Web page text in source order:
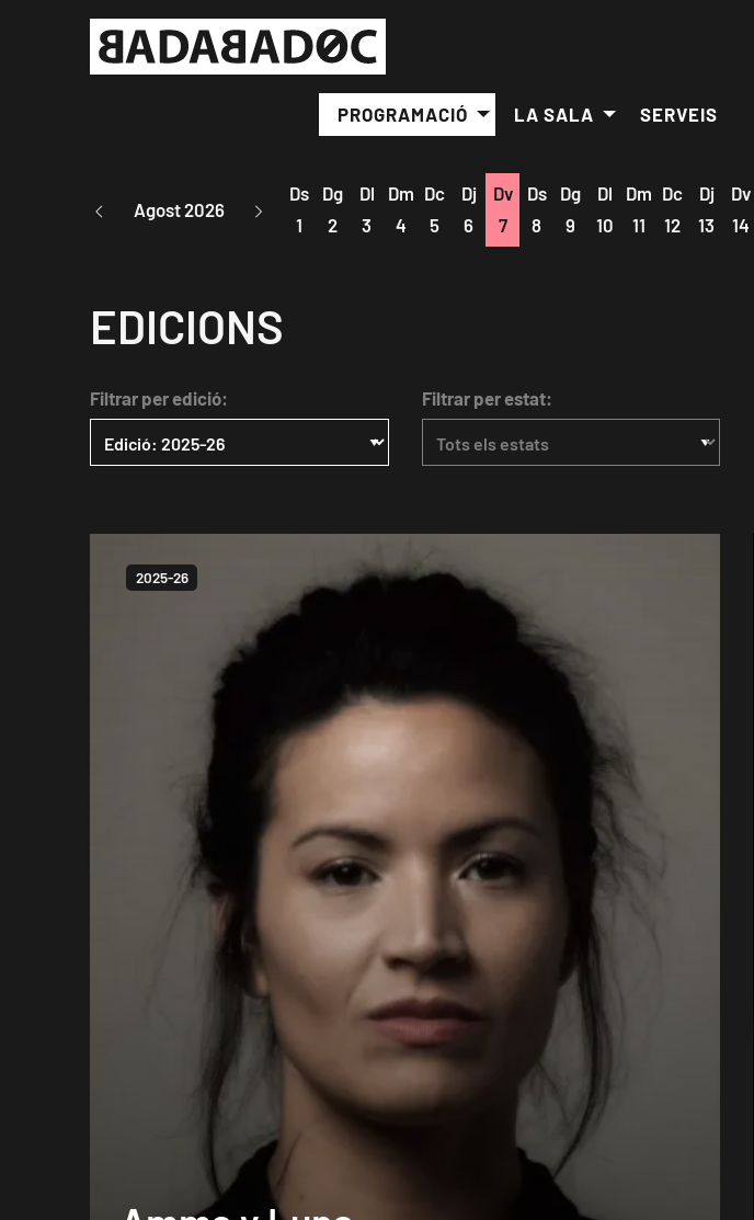
PROGRAMACIÓ LA SALA SERVEIS
Agost 2026
Ds
1
Dg
2
Dl
3
Dm
4
Dc
5
Dj
6
Dv
7
Ds
8
Dg
9
Dl
10
Dm
11
Dc
12
Dj
13
Dv
14
EDICIONS
Filtrar per edició: Filtrar per estat:
2025-26